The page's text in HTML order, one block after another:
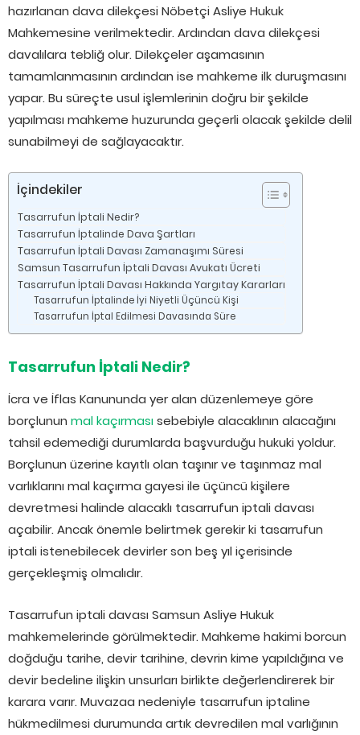
hazırlanan dava dilekçesi Nöbetçi Asliye Hukuk
Mahkemesine verilmektedir. Ardından dava dilekçesi
davalılara tebliğ olur. Dilekçeler aşamasının
tamamlanmasının ardından ise mahkeme ilk duruşmasını
yapar. Bu süreçte usul işlemlerinin doğru bir şekilde
yapılması mahkeme huzurunda geçerli olacak şekilde delil
sunabilmeyi de sağlayacaktır.
İçindekiler
Tasarrufun İptali Nedir?
Tasarrufun İptalinde Dava Şartları
Tasarrufun İptali Davası Zamanaşımı Süresi
Samsun Tasarrufun İptali Davası Avukatı Ücreti
Tasarrufun İptali Davası Hakkında Yargıtay Kararları
Tasarrufun İptalinde İyi Niyetli Üçüncü Kişi
Tasarrufun İptal Edilmesi Davasında Süre
Tasarrufun İptali Nedir?
İcra ve İflas Kanununda yer alan düzenlemeye göre
borçlunun mal kaçırmasısebebiyle alacaklının alacağını
tahsil edemediği durumlarda başvurduğu hukuki yoldur.
Borçlunun üzerine kayıtlı olan taşınır ve taşınmaz mal
varlıklarını mal kaçırma gayesi ile üçüncü kişilere
devretmesi halinde alacaklı tasarrufun iptali davası
açabilir. Ancak önemle belirtmek gerekir ki tasarrufun
iptali istenebilecek devirler son beş yıl içerisinde
gerçekleşmiş olmalıdır.
Tasarrufun iptali davası Samsun Asliye Hukuk
mahkemelerinde görülmektedir. Mahkeme hakimi borcun
doğduğu tarihe, devir tarihine, devrin kime yapıldığına ve
devir bedeline ilişkin unsurları birlikte değerlendirerek bir
karara varır. Muvazaa nedeniyle tasarrufun iptaline
hükmedilmesi durumunda artık devredilen mal varlığının